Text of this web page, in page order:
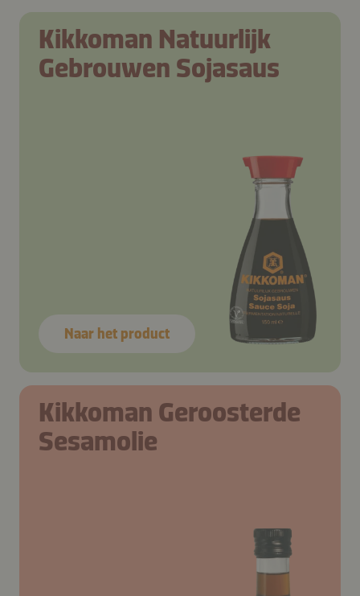
Kikkoman Natuurlijk
Gebrouwen Sojasaus
Naar het product
Kikkoman Geroosterde
Sesamolie